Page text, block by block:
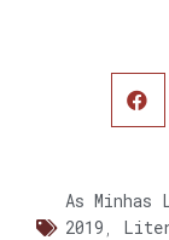
As Minhas
2019 ,